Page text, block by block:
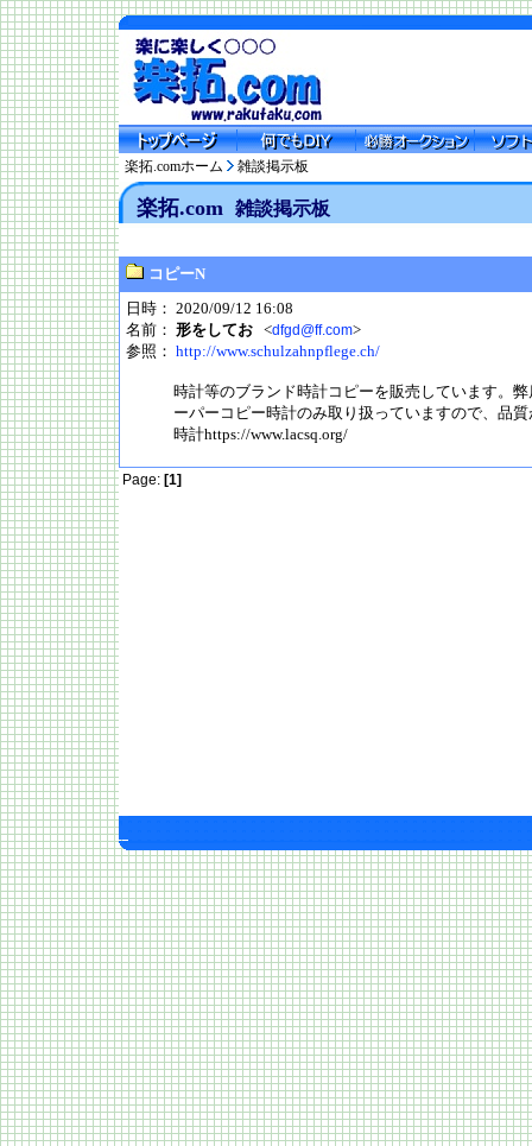
楽拓.comホーム 雑談掲示板
楽拓.com 雑談掲示板
コピーN
日時： 2020/09/12 16:08
名前： 形をしてお <dfgd@ff.com>
参照： http://www.schulzahnpflege.ch/
時計等のブランド時計コピーを販売しています。
ーパーコピー時計のみ取り扱っていますので、品
時計https://www.lacsq.org/
Page: [1]